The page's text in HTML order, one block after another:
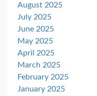
August 2025
July 2025
June 2025
May 2025
April 2025
March 2025
February 2025
January 2025